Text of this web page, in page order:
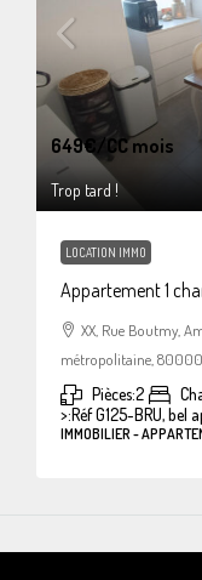
649€ /CC mois
Trop tard !
LOCATION IMMO
Appartement 1
XX, Rue Boutmy,
métropolitaine,
Pièces:2
>:Réf G125-BRU, bel
IMMOBILIER -